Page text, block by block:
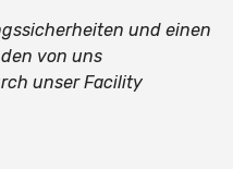
und einen
von uns
unser Facility